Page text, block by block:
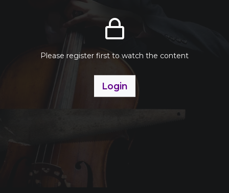
Please register first to watch the content
Login